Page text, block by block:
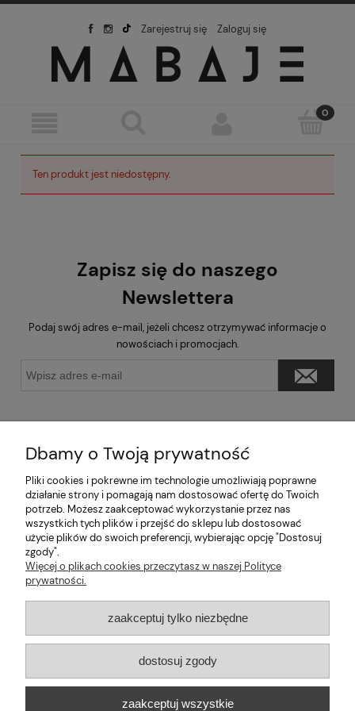
Zarejestruj się Zaloguj się
Ten produkt jest niedostępny.
Zapisz się do naszego
Newslettera
Podaj swój adres e-mail, jeżeli chcesz otrzymywać informacje o
nowościach i promocjach.
Pomoc
Moje konto
Informacje
2026 © mabaje
Sklep internetowy Shoper Premium
Tel.:534736451| NIP: 6772370993 REGON:
Dbamy o Twoją prywatność
Pliki cookies i pokrewne im technologie umożliwiają poprawne
działanie strony i pomagają nam dostosować ofertę do Twoich
potrzeb. Możesz zaakceptować wykorzystanie przez nas
wszystkich tych plików i przejść do sklepu lub dostosować
użycie plików do swoich preferencji, wybierając opcję "Dostosuj
zgody".
Więcej o plikach cookies przeczytasz w naszej Polityce
prywatności.
zaakceptuj tylko niezbędne
dostosuj zgody
zaakceptuj wszystkie